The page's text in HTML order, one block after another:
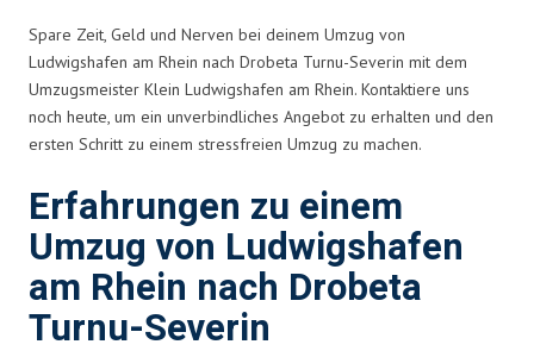
Spare Zeit, Geld und Nerven bei deinem Umzug von
Ludwigshafen am Rhein nach Drobeta Turnu-Severin mit dem
Umzugsmeister Klein Ludwigshafen am Rhein. Kontaktiere uns
noch heute, um ein unverbindliches Angebot zu erhalten und den
ersten Schritt zu einem stressfreien Umzug zu machen.
Erfahrungen zu einem
Umzug von Ludwigshafen
am Rhein nach Drobeta
Turnu-Severin